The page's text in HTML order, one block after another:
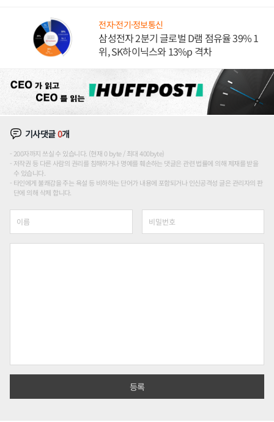
전자·전기·정보통신
삼성전자 2분기 글로벌 D램 점유율 39% 1
위, SK하이닉스와 13%p 격차
기사댓글0개
200자까지 쓰실 수 있습니다. (현재 0 byte / 최대 400byte)
저작권 등 다른 사람의 권리를 침해하거나 명예를 훼손하는 댓글은 관련 법률에 의해 제재를 받을
수 있습니다.
타인에게 불쾌감을 주는 욕설 등 비하하는 단어가 내용에 포함되거나 인신공격성 글은 관리자의 판
단에 의해 삭제 합니다.